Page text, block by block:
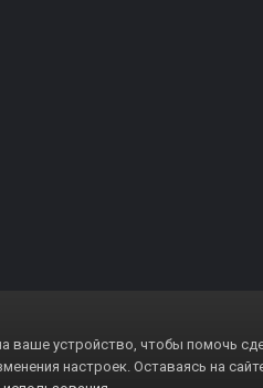
ваше устройство, чтобы помочь
настроек. Оставаясь на